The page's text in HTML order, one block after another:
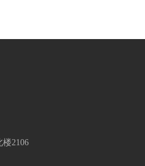
2106